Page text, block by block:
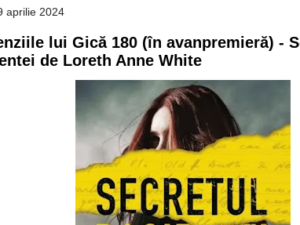
aprilie 2024
lui Gică 180 (în avanpremieră) -
de Loreth Anne White